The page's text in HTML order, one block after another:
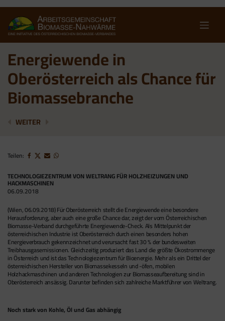
content
Energiewende in
Oberösterreich als Chance für
Biomassebranche
KÄRNTEN VERTEIDIGT SPITZENPLATZ BEI
WEITER
Teilen:
TECHNOLOGIEZENTRUM VON WELTRANG FÜR HOLZHEIZUNGEN UND
HACKMASCHINEN
06.09.2018
(Wien, 06.09.2018) Für Oberösterreich stellt die Energiewende eine besondere
Herausforderung, aber auch eine große Chance dar, zeigt der vom Österreichischen
Biomasse-Verband durchgeführte Energiewende-Check. Als Mittelpunkt der
österreichischen Industrie ist Oberösterreich durch einen besonders hohen
Energieverbrauch gekennzeichnet und verursacht fast 30 % der bundesweiten
Treibhausgasemissionen. Gleichzeitig produziert das Land die größte Ökostrommenge
in Österreich und ist das Technologiezentrum für Bioenergie. Mehr als ein Drittel der
österreichischen Hersteller von Biomassekesseln und -öfen, mobilen
Holzhackmaschinen und anderen Technologien zur Biomasseaufbereitung sind in
Oberösterreich ansässig. Darunter befinden sich zahlreiche Marktführer von Weltrang.
Noch stark von Kohle, Öl und Gas abhängig